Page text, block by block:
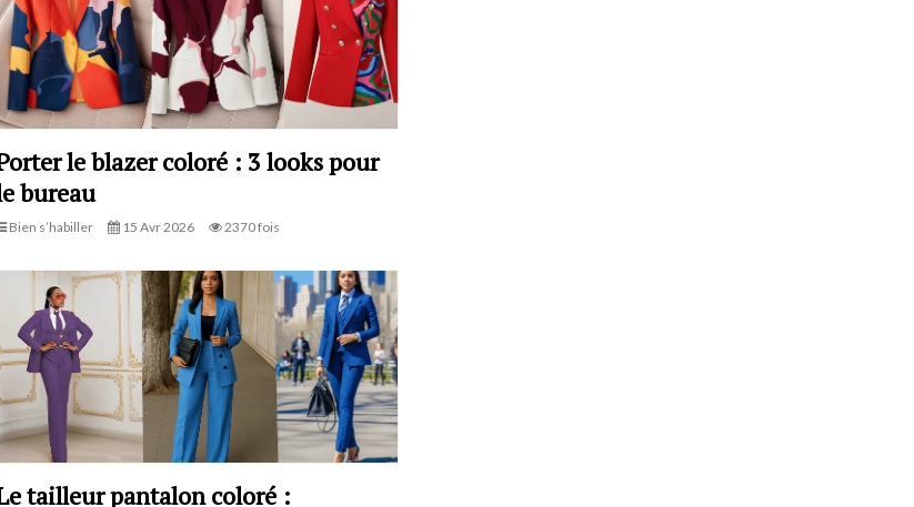
le blazer coloré : 3 looks pour
bureau
Bien s’habiller 15 Avr 2026 2370 fois
tailleur pantalon coloré :